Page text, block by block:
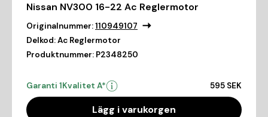
Nissan NV300 16-22 Ac Reglermotor
Originalnummer:110949107
Delkod:Ac Reglermotor
Produktnummer: P2348250
Garanti 1Kvalitet A* 595 SEK
Lägg i varukorgen